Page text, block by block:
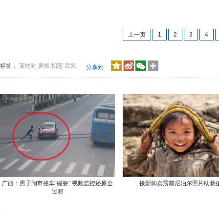
上一页 1 2 3 4
标签： 宠物狗 蜜蜂 招惹 后果 分享到
广西：男子闹市撞车“碰瓷” 视频监控还原全
过程
摄影师卖震前尼泊尔照片助救